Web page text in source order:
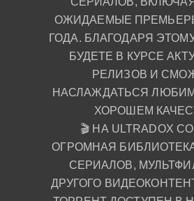
ОЖИДАЕМЫЕ ПРЕМЬЕРЫ
ГОДА. БЛАГОДАРЯ
БУДЕТЕ В КУРСЕ
РЕЛИЗОВ И
НАСЛАЖДАТЬСЯ
ХОРОШЕМ
🎬 НА ULTRADOX
ОГРОМНАЯ
СЕРИАЛОВ,
ДРУГОГО